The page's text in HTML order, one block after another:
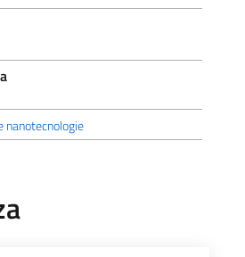
nanotecnologie